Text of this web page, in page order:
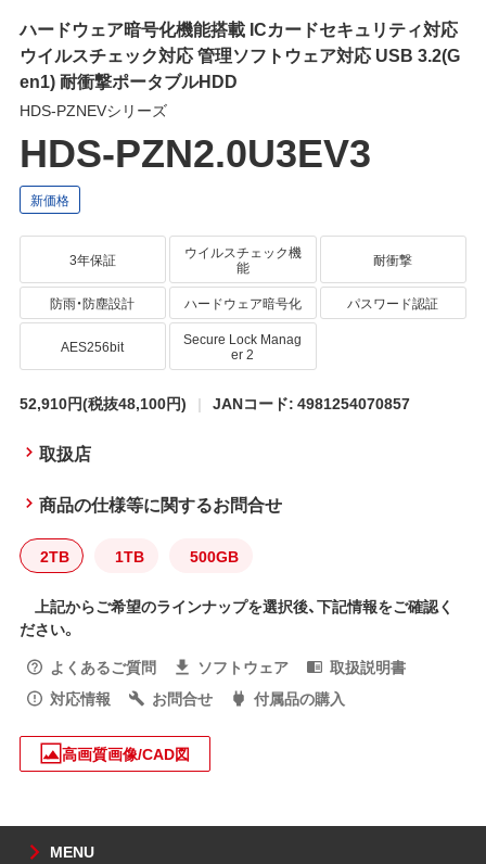
ハードウェア暗号化機能搭載 ICカードセキュリティ対応
ウイルスチェック対応 管理ソフトウェア対応 USB 3.2(G
en1) 耐衝撃ポータブルHDD
HDS-PZNEVシリーズ
HDS-PZN2.0U3EV3
3年保証 ウイルスチェック機
能 耐衝撃
防雨・防塵設計 ハードウェア暗号化 パスワード認証
AES256bit Secure Lock Manag
er 2
52,910円(税抜48,100円) JANコード: 4981254070857
取扱店
商品の仕様等に関するお問合せ
2TB 1TB 500GB
上記からご希望のラインナップを選択後、下記情報をご確認く
ださい。
よくあるご質問
ソフトウェア
取扱説明書
対応情報
お問合せ 付属品の購入
高画質画像/CAD図
MENU